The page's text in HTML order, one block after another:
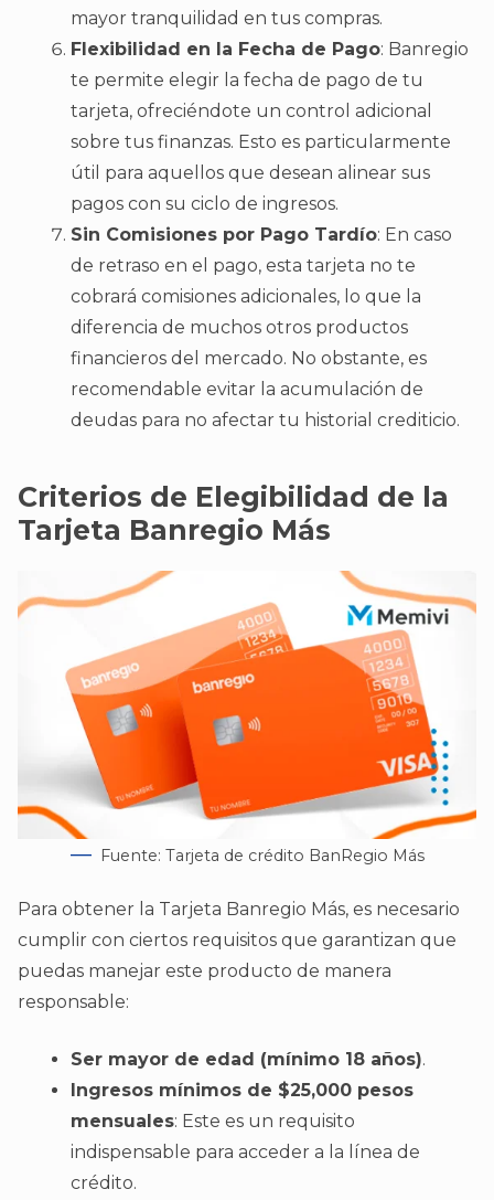
mayor tranquilidad en tus compras.
Flexibilidad en la Fecha de Pago: Banregio
te permite elegir la fecha de pago de tu
tarjeta, ofreciéndote un control adicional
sobre tus finanzas. Esto es particularmente
útil para aquellos que desean alinear sus
pagos con su ciclo de ingresos.
Sin Comisiones por Pago Tardío: En caso
de retraso en el pago, esta tarjeta no te
cobrará comisiones adicionales, lo que la
diferencia de muchos otros productos
financieros del mercado. No obstante, es
recomendable evitar la acumulación de
deudas para no afectar tu historial crediticio.
Criterios de Elegibilidad de la
Tarjeta Banregio Más
Fuente: Tarjeta de crédito BanRegio Más
Para obtener la Tarjeta Banregio Más, es necesario
cumplir con ciertos requisitos que garantizan que
puedas manejar este producto de manera
responsable:
Ser mayor de edad (mínimo 18 años).
Ingresos mínimos de $25,000 pesos
mensuales: Este es un requisito
indispensable para acceder a la línea de
crédito.